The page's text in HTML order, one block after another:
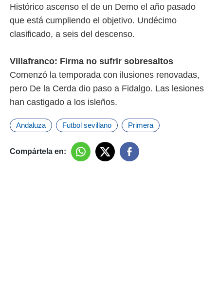
Histórico ascenso el de un Demo el año pasado
que está cumpliendo el objetivo. Undécimo
clasificado, a seis del descenso.
Villafranco: Firma no sufrir sobresaltos
Comenzó la temporada con ilusiones renovadas,
pero De la Cerda dio paso a Fidalgo. Las lesiones
han castigado a los isleños.
Andaluza Futbol sevillano Primera
Compártela en: